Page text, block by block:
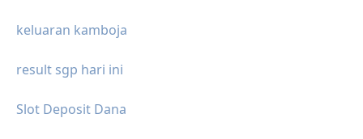
keluaran kamboja
result sgp hari ini
Slot Deposit Dana